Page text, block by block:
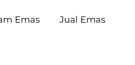
Emas Jual Emas